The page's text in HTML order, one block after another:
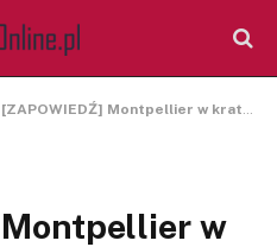
[ZAPOWIEDŹ] Montpellier w kratkę vs wygrywające PSG
Montpellier w